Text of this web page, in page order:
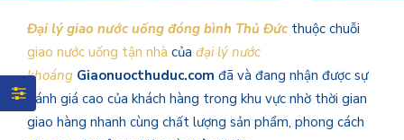
Đại lý giao nước uống đóng bình Thủ Đức thuộc chuỗi
giao nước uống tận nhà của đại lý nước
khoáng Giaonuocthuduc.com đã và đang nhận được sự
đánh giá cao của khách hàng trong khu vực nhờ thời gian
giao hàng nhanh cùng chất lượng sản phẩm, phong cách